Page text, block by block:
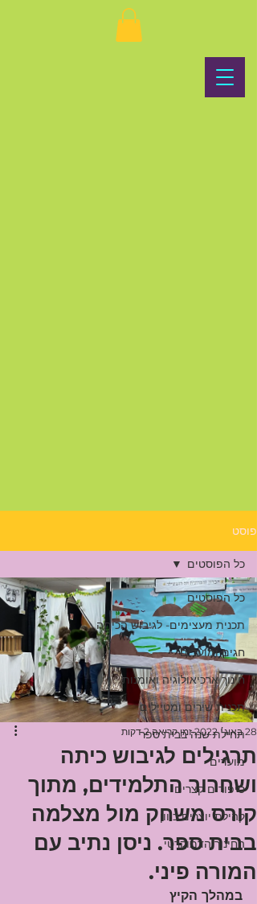
פוסט
כל הפוסטים
תכנית מעצימים- לגיבוש הכיתה
חגים ומועדים
חינוך ארכיאולוגיה ואומנות
תכנית שירים ומטיילים
תחילת שנה בבית ספר
מועדים
סיפורים קצרים
קהילת יוצרים כיוון
החינוך הדמוקרטי
כל הפוסטים
תרגילים לגיבוש כיתה
ושחרור התלמידים, מתוך
קורס משחק מול מצלמה
בבית ספר. ניסן נתיב עם
המורה פיני.
28 באוג׳ 2022 זמן קריאה 2 דקות
במהלך הקיץ